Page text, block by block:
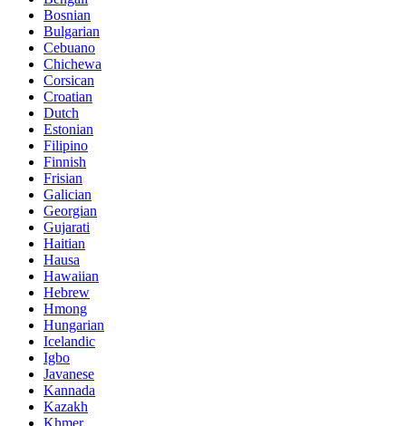
Bosnian
Bulgarian
Cebuano
Chichewa
Corsican
Croatian
Dutch
Estonian
Filipino
Finnish
Frisian
Galician
Georgian
Gujarati
Haitian
Hausa
Hawaiian
Hebrew
Hmong
Hungarian
Icelandic
Igbo
Javanese
Kannada
Kazakh